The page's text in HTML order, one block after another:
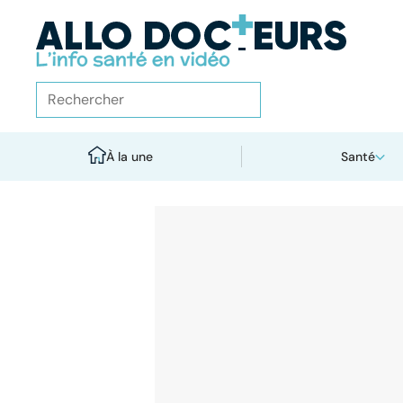
À la une Santé